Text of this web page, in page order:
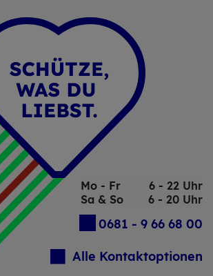
Mo - Fr
6 - 22 Uhr
Sa & So
6 - 20 Uhr
0681 - 9 66 68 00
Alle Kontaktoptionen